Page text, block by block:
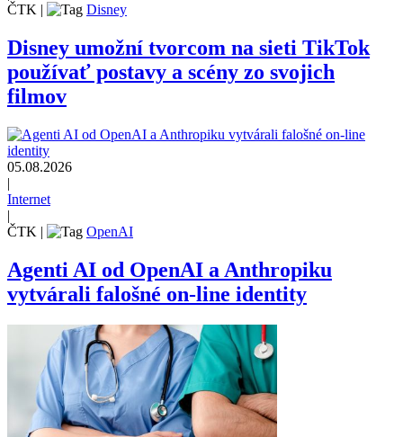
ČTK | Disney
Disney umožní tvorcom na sieti TikTok
používať postavy a scény zo svojich
filmov
05.08.2026
|
Internet
|
ČTK | OpenAI
Agenti AI od OpenAI a Anthropiku
vytvárali falošné on-line identity